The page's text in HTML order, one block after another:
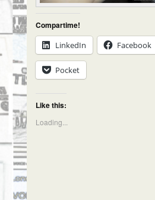
Compartime!
LinkedIn
Facebook
Pocket
Like this:
Loading...